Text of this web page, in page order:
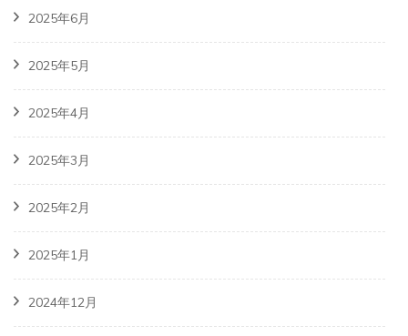
2025年6月
2025年5月
2025年4月
2025年3月
2025年2月
2025年1月
2024年12月